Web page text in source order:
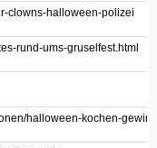
clowns-halloween-polizei
rund-ums-gruselfest.html
halloween-kochen-